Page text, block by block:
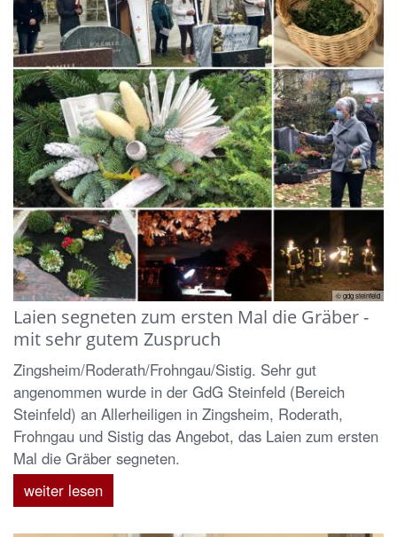
© gdg steinfeld
Laien segneten zum ersten Mal die Gräber -
mit sehr gutem Zuspruch
Zingsheim/Roderath/Frohngau/Sistig. Sehr gut
angenommen wurde in der GdG Steinfeld (Bereich
Steinfeld) an Allerheiligen in Zingsheim, Roderath,
Frohngau und Sistig das Angebot, das Laien zum ersten
Mal die Gräber segneten.
weiter lesen